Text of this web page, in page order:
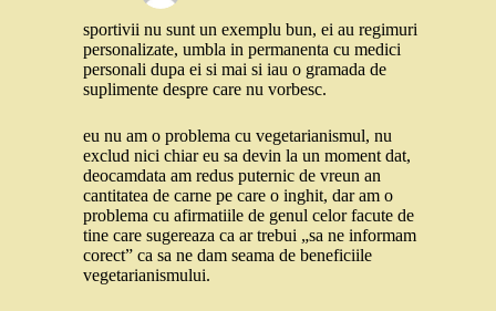
sportivii nu sunt un exemplu bun, ei au regimuri
personalizate, umbla in permanenta cu medici
personali dupa ei si mai si iau o gramada de
suplimente despre care nu vorbesc.
eu nu am o problema cu vegetarianismul, nu
exclud nici chiar eu sa devin la un moment dat,
deocamdata am redus puternic de vreun an
cantitatea de carne pe care o inghit, dar am o
problema cu afirmatiile de genul celor facute de
tine care sugereaza ca ar trebui „sa ne informam
corect” ca sa ne dam seama de beneficiile
vegetarianismului.